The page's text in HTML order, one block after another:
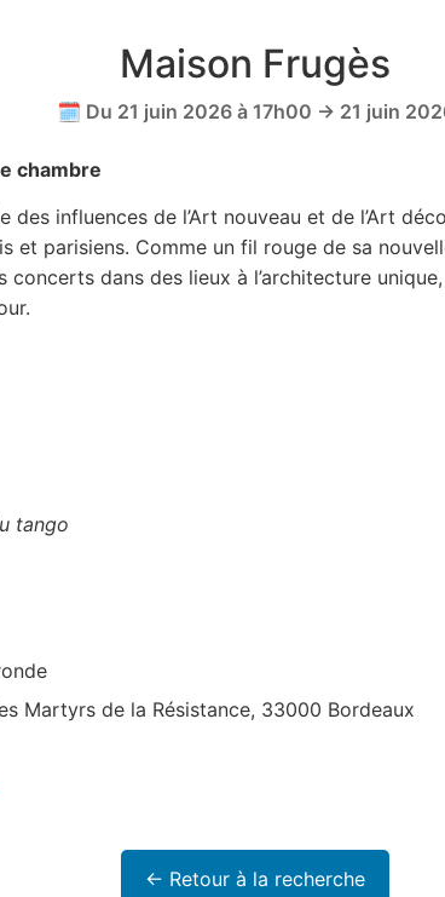
Maison Frugès
🗓️ Du 21 juin 2026 à 17h00 → 21 juin
chambre
influences de l’Art nouveau et de l’Art
et parisiens. Comme un fil rouge de sa
concerts dans des lieux à l’architecture
tango
Martyrs de la Résistance, 33000 Bordeaux
← Retour à la recherche